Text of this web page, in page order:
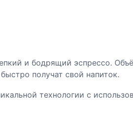
и бодрящий эспрессо.
получат свой напиток.
технологии с